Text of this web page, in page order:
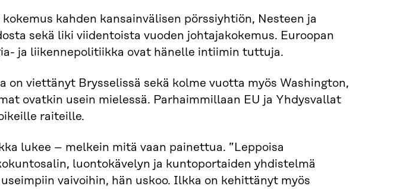
kahden kansainvälisen pörssiyhtiön, Nesteen ja
sekä liki viidentoista vuoden johtajakokemus. Euroopan
ja liikennepolitiikka ovat hänelle intiimin tuttuja.
on viettänyt Brysselissä sekä kolme vuotta myös Washington,
ovatkin usein mielessä. Parhaimmillaan EU ja Yhdysvallat
raiteille.
lukee – melkein mitä vaan painettua. ”Leppoisa
luontokävelyn ja kuntoportaiden yhdistelmä
vaivoihin, hän uskoo. Ilkka on kehittänyt myös